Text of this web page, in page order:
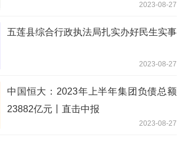
2023-08-27
五莲县综合行政执法局扎实办好民生实事
2023-08-27
中国恒大：2023年上半年集团负债总额
23882亿元丨直击中报
2023-08-27